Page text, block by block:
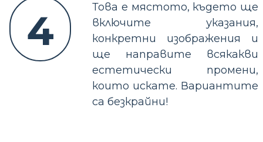
4
Това е мястото, където ще
включите указания,
конкретни изображения и
ще направите всякакви
естетически промени,
които искате. Вариантите
са безкрайни!